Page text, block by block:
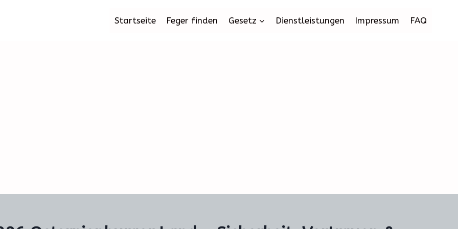
Startseite Feger finden Gesetz Dienstleistungen Impressum FAQ